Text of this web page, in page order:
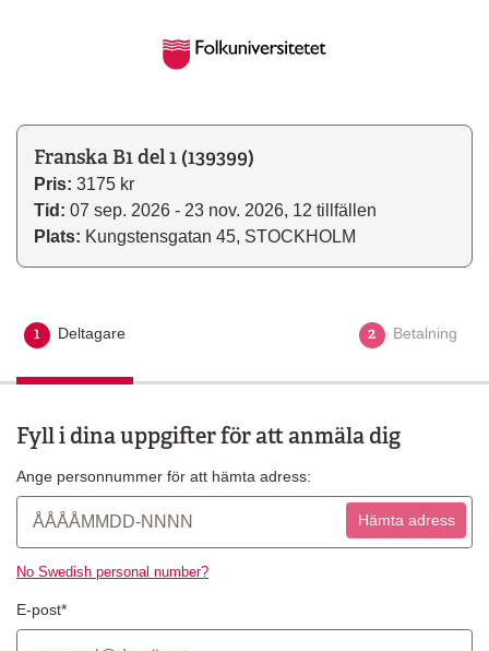
Franska B1 del 1 (139399)
Pris: 3175 kr
Tid: 07 sep. 2026 - 23 nov. 2026, 12 tillfällen
Plats: Kungstensgatan 45, STOCKHOLM
1 Aktuellt steg
Deltagare 2 Betalning
Fyll i dina uppgifter för att anmäla dig
Ange personnummer för att hämta adress:
Hämta adress
No Swedish personal number?
E-post*